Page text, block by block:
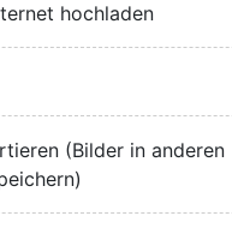
hochladen
(Bilder in anderen